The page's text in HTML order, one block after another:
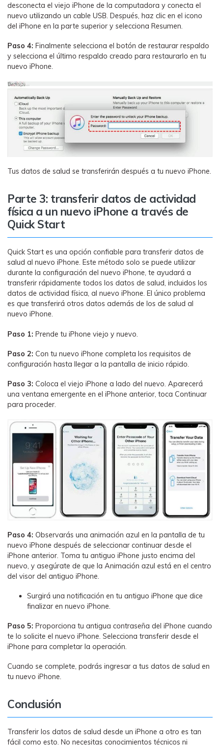
desconecta el viejo iPhone de la computadora y conecta el
nuevo utilizando un cable USB. Después, haz clic en el icono
del iPhone en la parte superior y selecciona Resumen.
Paso 4: Finalmente selecciona el botón de restaurar respaldo
y selecciona el último respaldo creado para restaurarlo en tu
nuevo iPhone.
Tus datos de salud se transferirán después a tu nuevo iPhone.
Parte 3: transferir datos de actividad
física a un nuevo iPhone a través de
Quick Start
Quick Start es una opción confiable para transferir datos de
salud al nuevo iPhone. Este método solo se puede utilizar
durante la configuración del nuevo iPhone, te ayudará a
transferir rápidamente todos los datos de salud, incluidos los
datos de actividad física, al nuevo iPhone. El único problema
es que transferirá otros datos además de los de salud al
nuevo iPhone.
Paso 1: Prende tu iPhone viejo y nuevo.
Paso 2: Con tu nuevo iPhone completa los requisitos de
configuración hasta llegar a la pantalla de inicio rápido.
Paso 3: Coloca el viejo iPhone a lado del nuevo. Aparecerá
una ventana emergente en el iPhone anterior, toca Continuar
para proceder.
Paso 4: Observarás una animación azul en la pantalla de tu
nuevo iPhone después de seleccionar continuar desde el
iPhone anterior. Toma tu antiguo iPhone justo encima del
nuevo, y asegúrate de que la Animación azul está en el centro
del visor del antiguo iPhone.
Surgirá una notificación en tu antiguo iPhone que dice
finalizar en nuevo iPhone.
Paso 5: Proporciona tu antigua contraseña del iPhone cuando
te lo solicite el nuevo iPhone. Selecciona transferir desde el
iPhone para completar la operación.
Cuando se complete, podrás ingresar a tus datos de salud en
tu nuevo iPhone.
Conclusión
Transferir los datos de salud desde un iPhone a otro es tan
fácil como esto. No necesitas conocimientos técnicos ni